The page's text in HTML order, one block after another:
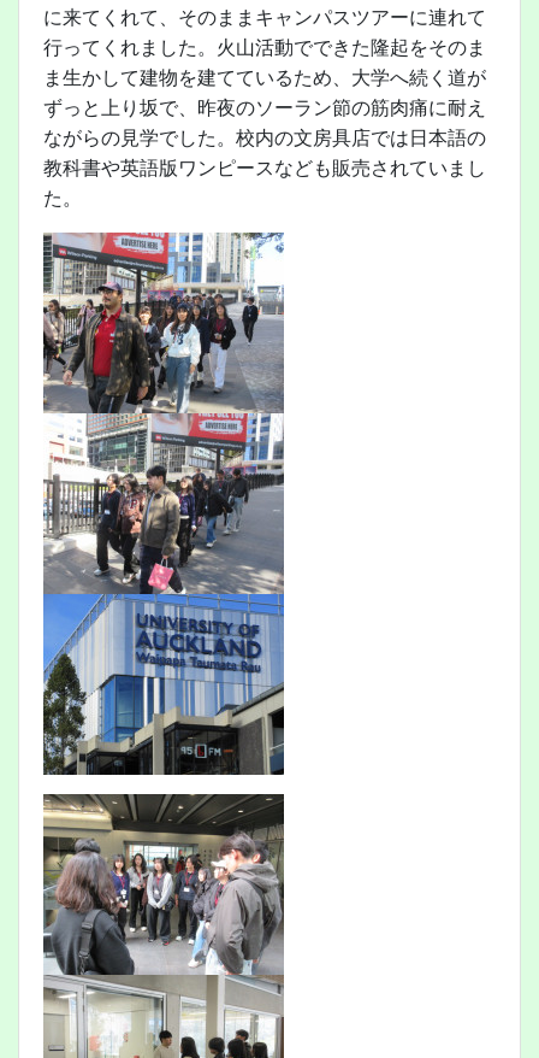
に来てくれて、そのままキャンパスツアーに連れて
行ってくれました。火山活動でできた隆起をそのま
ま生かして建物を建てているため、大学へ続く道が
ずっと上り坂で、昨夜のソーラン節の筋肉痛に耐え
ながらの見学でした。校内の文房具店では日本語の
教科書や英語版ワンピースなども販売されていまし
た。